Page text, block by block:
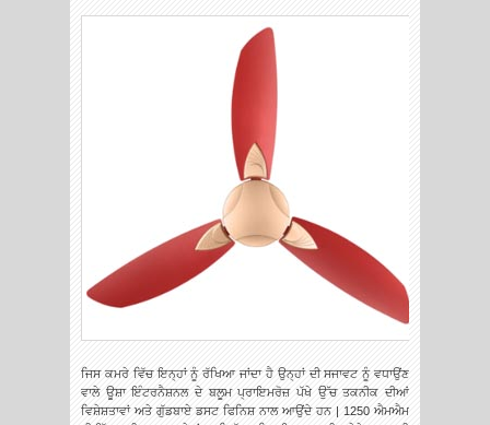
ਜਿਸ ਕਮਰੇ ਵਿੱਚ ਇਨ੍ਹਾਂ ਨੂੰ ਰੱਖਿਆ ਜਾਂਦਾ ਹੈ ਉਨ੍ਹਾਂ ਦੀ ਸਜਾਵਟ ਨੂੰ ਵਧਾਉਂਣ
ਵਾਲੇ ਊਸ਼ਾ ਇੰਟਰਨੈਸ਼ਨਲ ਦੇ ਬਲੂਮ ਪ੍ਰਾਇਮਰੋਜ਼ ਪੱਖੇ ਉੱਚ ਤਕਨੀਕ ਦੀਆਂ
ਵਿਸ਼ੇਸ਼ਤਾਵਾਂ ਅਤੇ ਗੁੱਡਬਾਏ ਡਸਟ ਫਿਨਿਸ਼ ਨਾਲ ਆਉਂਦੇ ਹਨ | 1250 ਐਮਐਮ